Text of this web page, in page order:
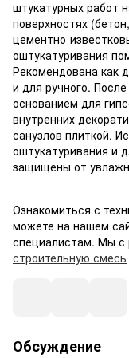
штукатурных работ
поверхностях
цементно-
оштукатуривания
Рекомендована как
и для ручного.
основанием для
внутренних
санузлов плиткой.
оштукатуривания и
защищены от
Ознакомиться с
можете на нашем
специалистам. Мы
строительную смесь
Обсуждение